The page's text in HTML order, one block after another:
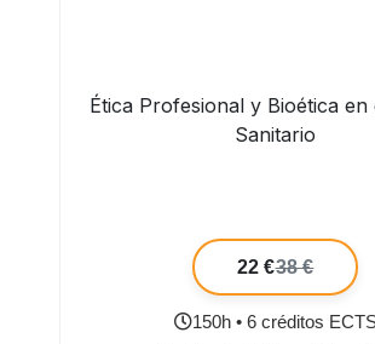
Ética Profesional y Bioética en
Sanitario
22 €38 €
150h • 6 créditos